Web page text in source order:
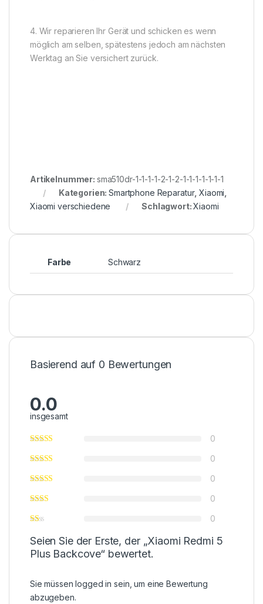
4. Wir reparieren Ihr Gerät und schicken es wenn
möglich am selben, spätestens jedoch am nächsten
Werktag an Sie versichert zurück.
Artikelnummer: sma510dr-1-1-1-1-2-1-2-1-1-1-1-1-1-1
Kategorien:Smartphone Reparatur,Xiaomi
Xiaomi verschiedene
Schlagwort:Xiaomi
Farbe Schwarz
Basierend auf 0 Bewertungen
0.0
insgesamt
0
0
0
0
0
Seien Sie der Erste, der „Xiaomi Redmi 5
Plus Backcove“ bewertet.
Sie müssenlogged in sein, um eine Bewertung
abzugeben.